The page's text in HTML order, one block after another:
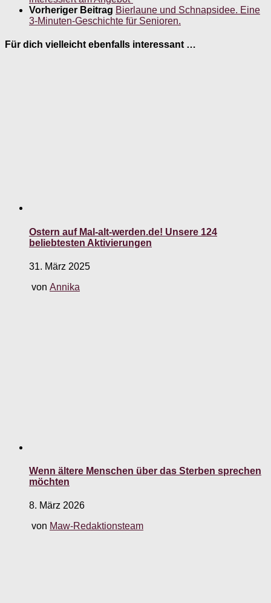
Vorheriger Beitrag Bierlaune und Schnapsidee. Eine
3-Minuten-Geschichte für Senioren.
Für dich vielleicht ebenfalls interessant …
Ostern auf Mal-alt-werden.de! Unsere 124
beliebtesten Aktivierungen
31. März 2025
von Annika
Wenn ältere Menschen über das Sterben sprechen
möchten
8. März 2026
von Maw-Redaktionsteam